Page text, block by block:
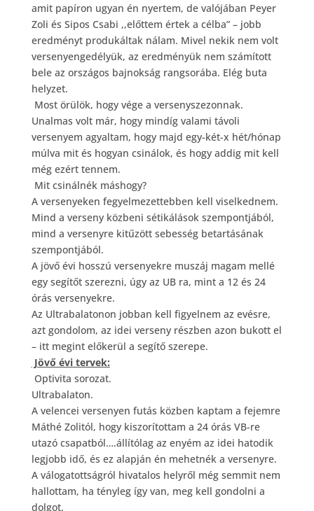
amit papíron ugyan én nyertem, de valójában Peyer
Zoli és Sipos Csabi ,,előttem értek a célba” – jobb
eredményt produkáltak nálam. Mivel nekik nem volt
versenyengedélyük, az eredményük nem számított
bele az országos bajnokság rangsorába. Elég buta
helyzet.
Most örülök, hogy vége a versenyszezonnak.
Unalmas volt már, hogy mindíg valami távoli
versenyem agyaltam, hogy majd egy-két-x hét/hónap
múlva mit és hogyan csinálok, és hogy addig mit kell
még ezért tennem.
Mit csinálnék máshogy?
A versenyeken fegyelmezettebben kell viselkednem.
Mind a verseny közbeni sétikálások szempontjából,
mind a versenyre kitűzött sebesség betartásának
szempontjából.
A jövő évi hosszú versenyekre muszáj magam mellé
egy segítőt szerezni, úgy az UB ra, mint a 12 és 24
órás versenyekre.
Az Ultrabalatonon jobban kell figyelnem az evésre,
azt gondolom, az idei verseny részben azon bukott el
– itt megint előkerül a segítő szerepe.
Jövő évi tervek:
Optivita sorozat.
Ultrabalaton.
A velencei versenyen futás közben kaptam a fejemre
Máthé Zolitól, hogy kiszorítottam a 24 órás VB-re
utazó csapatból….állítólag az enyém az idei hatodik
legjobb idő, és ez alapján én mehetnék a versenyre.
A válogatottságról hivatalos helyről még semmit nem
hallottam, ha tényleg így van, meg kell gondolni a
dolgot.